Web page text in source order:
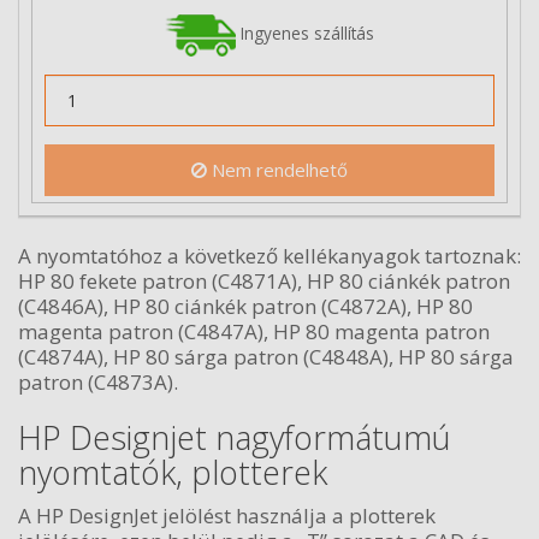
Ingyenes szállítás
Nem rendelhető
A nyomtatóhoz a következő kellékanyagok tartoznak:
HP 80 fekete patron (C4871A), HP 80 ciánkék patron
(C4846A), HP 80 ciánkék patron (C4872A), HP 80
magenta patron (C4847A), HP 80 magenta patron
(C4874A), HP 80 sárga patron (C4848A), HP 80 sárga
patron (C4873A).
HP Designjet nagyformátumú
nyomtatók, plotterek
A HP DesignJet jelölést használja a plotterek